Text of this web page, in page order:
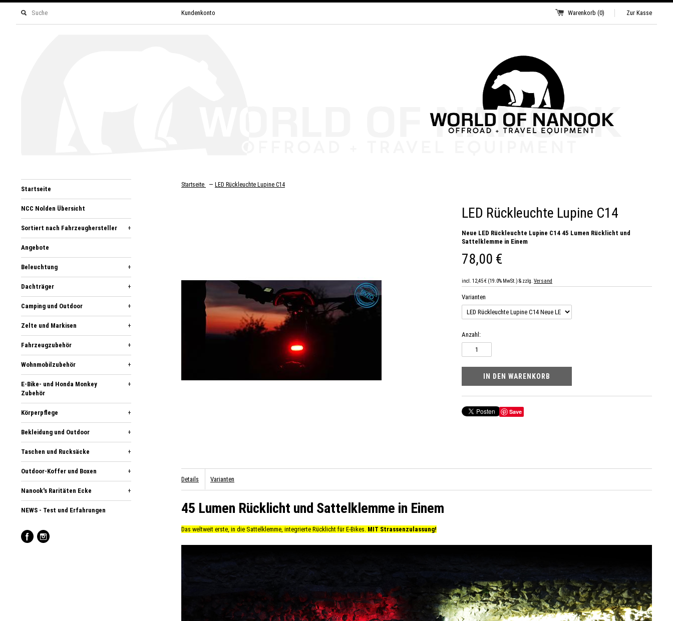
Kundenkonto Warenkorb (0) Zur Kasse
Startseite
NCC Nolden Übersicht
Sortiert nach Fahrzeughersteller +
Angebote
Beleuchtung +
Dachträger +
Camping und Outdoor +
Zelte und Markisen +
Fahrzeugzubehör +
Wohnmobilzubehör +
E-Bike- und Honda Monkey
Zubehör
+
Körperpflege +
Bekleidung und Outdoor +
Taschen und Rucksäcke +
Outdoor-Koffer und Boxen +
Nanook's Raritäten Ecke +
NEWS - Test und Erfahrungen
Startseite — LED Rückleuchte Lupine C14
LED Rückleuchte Lupine C14
Neue LED Rückleuchte Lupine C14 45 Lumen Rücklicht und
Sattelklemme in Einem
78,00 €
incl. 12,45 € (19.0% MwSt.) & zzlg. Versand
Varianten
Anzahl:
Save
Details Varianten
45 Lumen Rücklicht und Sattelklemme in Einem
Das weltweit erste, in die Sattelklemme, integrierte Rücklicht für E-Bikes. MIT Strassenzulassung!